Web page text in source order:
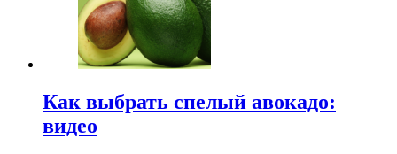
Как выбрать спелый авокадо:
видео